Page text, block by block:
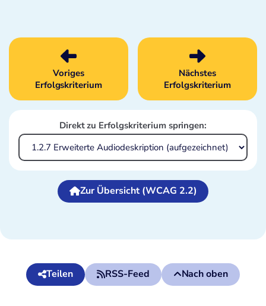
Voriges
Erfolgskriterium
Nächstes
Erfolgskriterium
Direkt zu Erfolgskriterium springen:
Zur Übersicht (WCAG 2.2)
Teilen RSS-Feed Nach oben